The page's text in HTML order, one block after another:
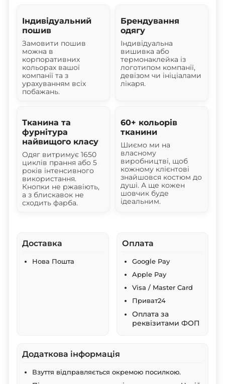
Індивідуальний
пошив
Замовити пошив
можна в
корпоративних
кольорах вашої
компанії та з
урахуванням всіх
побажань.
Брендування
одягу
Індивідуальна
вишивка або
термонаклейка із
логотипом компанії,
девізом чи ініціалами
лікаря.
Тканина та
фурнітура
найвищого класу
Одяг витримує 1650
циклів прання або 5
років інтенсивного
використання.
Кнопки не ржавіють,
а з блискавок не
сходить фарба.
60+ кольорів
тканини
Шиємо ми на
власному
виробництві, щоб
кожному клієнтові
знайшовся костюм до
душі. А ще кожен
шовчик буде
ідеальним.
Доставка
Нова Пошта
Оплата
Google Pay
Apple Pay
Visa / Master Card
Приват24
Оплата за
реквізитами ФОП
Додаткова інформація
Взуття відправляється окремою посилкою.